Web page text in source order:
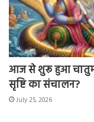
आज से शुरू हुआ
सृष्टि का संचालन?
July 25, 2026